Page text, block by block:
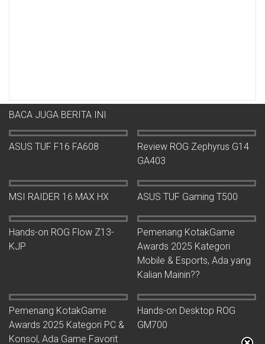
BACA JUGA BERITA INI
ASUS TUF F16 FA608
Review ROG Zephyrus G14
GA403
MSI RAIDER 16 MAX HX ASUS TUF Gaming T500
Hands-on ROG Flow Z13-
KJP
Pemenang KotakGame
Awards 2025 Kategori
Mobile & Esports, Ada yang
Kalian Mainin??
Pemenang KotakGame
Awards 2025 Kategori PC &
Konsol, Ada Game Favorit
Hands-on Desktop ROG
GM700